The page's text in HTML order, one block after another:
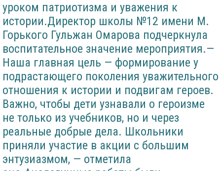
уроком патриотизма и уважения к
истории.Директор школы №12 имени М.
Горького Гульжан Омарова подчеркнула
воспитательное значение мероприятия.—
Наша главная цель — формирование у
подрастающего поколения уважительного
отношения к истории и подвигам героев.
Важно, чтобы дети узнавали о героизме
не только из учебников, но и через
реальные добрые дела. Школьники
приняли участие в акции с большим
энтузиазмом, — отметила